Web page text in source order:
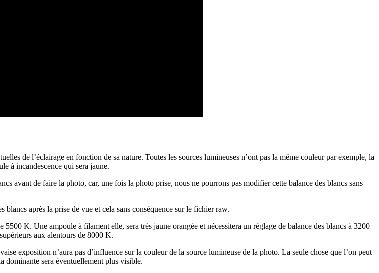
de l’éclairage en fonction de sa nature. Toutes les sources lumineuses n’ont pas la même couleur par exemple, la
à incandescence qui sera jaune.
avant de faire la photo, car, une fois la photo prise, nous ne pourrons pas modifier cette balance des blancs sans
après la prise de vue et cela sans conséquence sur le fichier raw.
K. Une ampoule à filament elle, sera très jaune orangée et nécessitera un réglage de balance des blancs à 3200
aux alentours de 8000 K.
exposition n’aura pas d’influence sur la couleur de la source lumineuse de la photo. La seule chose que l’on peut
dominante sera éventuellement plus visible.